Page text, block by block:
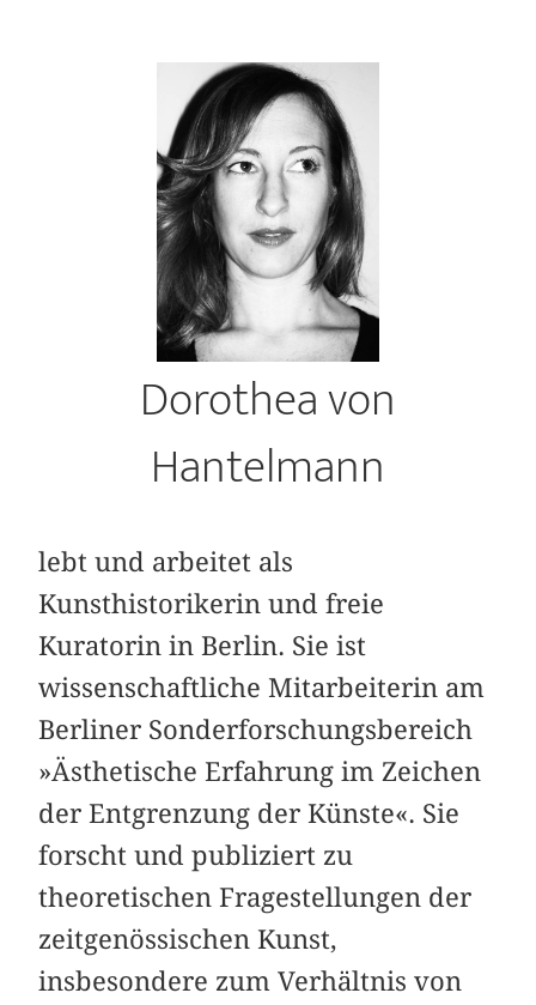
Dorothea von
Hantelmann
lebt und arbeitet als
Kunsthistorikerin und freie
Kuratorin in Berlin. Sie ist
wissenschaftliche Mitarbeiterin am
Berliner Sonderforschungsbereich
»Ästhetische Erfahrung im Zeichen
der Entgrenzung der Künste«. Sie
forscht und publiziert zu
theoretischen Fragestellungen der
zeitgenössischen Kunst,
insbesondere zum Verhältnis von